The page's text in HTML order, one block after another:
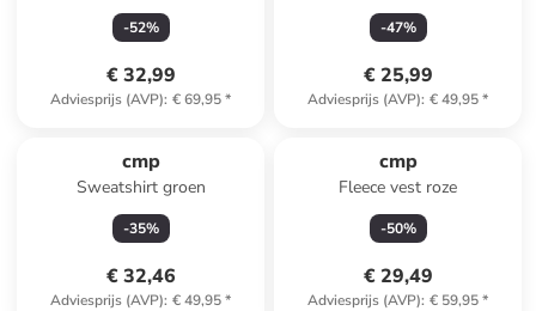
-52%
€ 32,99
Adviesprijs (AVP): € 69,95*
-47%
€ 25,99
Adviesprijs (AVP): € 49,95*
cmp
Sweatshirt groen
-35%
€ 32,46
Adviesprijs (AVP): € 49,95*
cmp
Fleece vest roze
-50%
€ 29,49
Adviesprijs (AVP): € 59,95*